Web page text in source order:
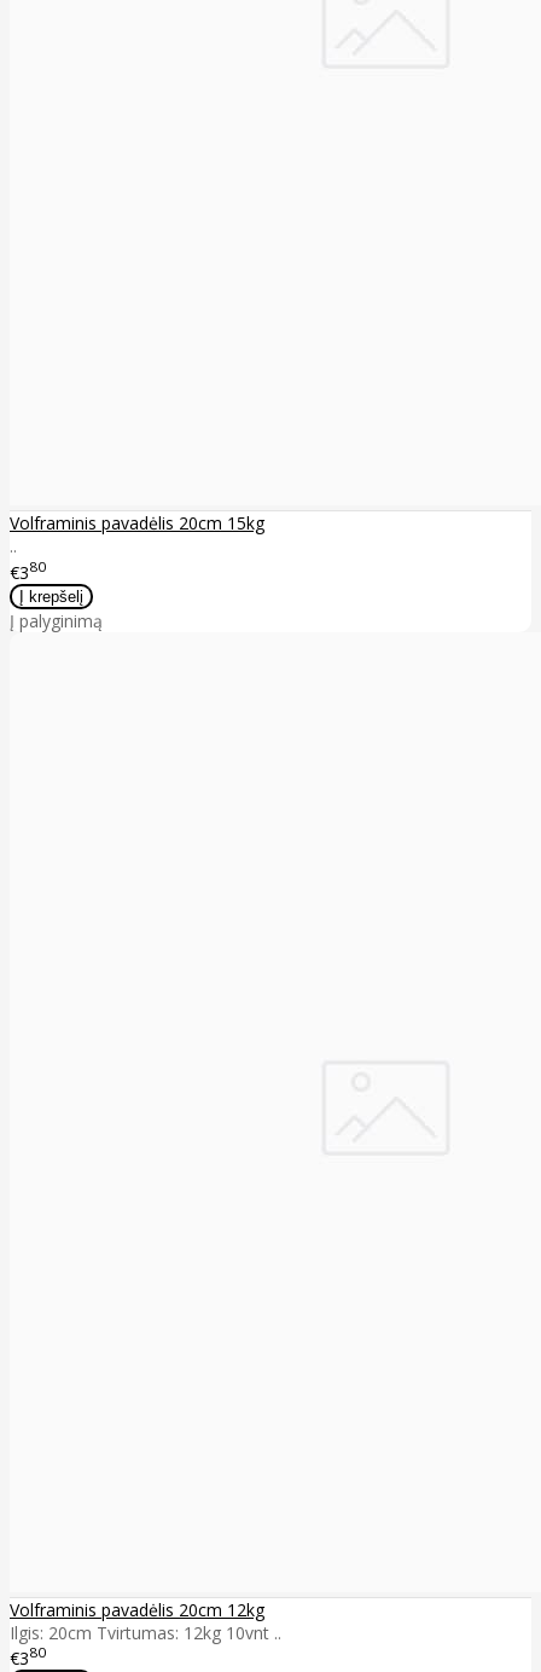
Volframinis pavadėlis 20cm 15kg
..
€380
Į palyginimą
Volframinis pavadėlis 20cm 12kg
Ilgis: 20cm Tvirtumas: 12kg 10vnt ..
€380